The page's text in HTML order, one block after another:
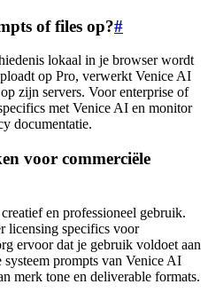
of files op?#
lokaal in je browser wordt
op Pro, verwerkt Venice AI
zijn servers. Voor enterprise of
met Venice AI en monitor
documentatie.
voor commerciële
en professioneel gebruik.
licensing specifics voor
ervoor dat je gebruik voldoet aan
prompts van Venice AI
merk tone en deliverable formats.